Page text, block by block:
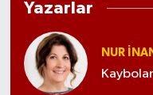
Yazarlar
NUR